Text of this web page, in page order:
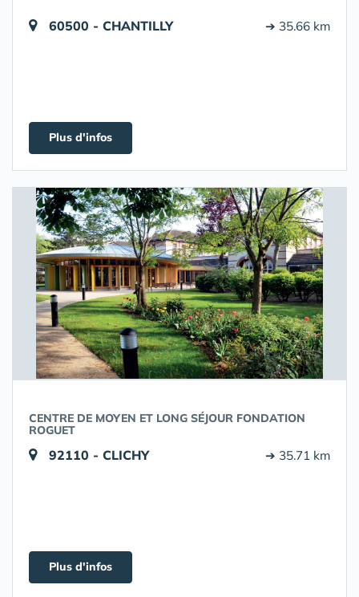
60500 - CHANTILLY ➔ 35.66 km
Plus d'infos
CENTRE DE MOYEN ET LONG SÉJOUR FONDATION
ROGUET
92110 - CLICHY ➔ 35.71 km
Plus d'infos